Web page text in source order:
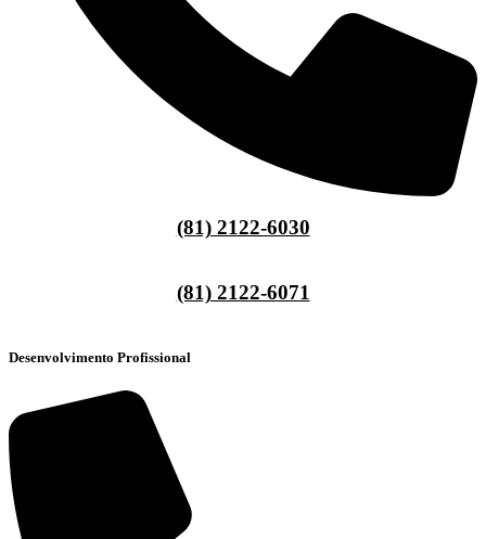
(81) 2122-6030
(81) 2122-6071
Desenvolvimento Profissional